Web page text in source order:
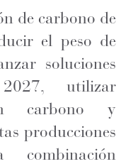
de carbono de
el peso de
soluciones
utilizar
carbono y
producciones